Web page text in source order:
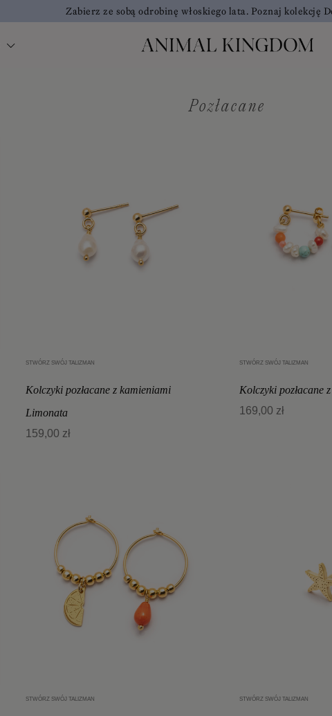
Zabierz ze sobą odrobinę włoskiego lata. Poznaj kolekcję
Pozłacane
Dodaj do koszyka
STWÓRZ SWÓJ TALIZMAN
Kolczyki pozłacane z kamieniami
Limonata
159,00 zł
Dodaj
STWÓRZ SWÓJ TALIZMAN
Kolczyki pozłacane
169,00 zł
Dodaj do koszyka
STWÓRZ SWÓJ TALIZMAN Dodaj
STWÓRZ SWÓJ TALIZMAN